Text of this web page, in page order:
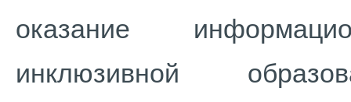
оказание
инклюзивной